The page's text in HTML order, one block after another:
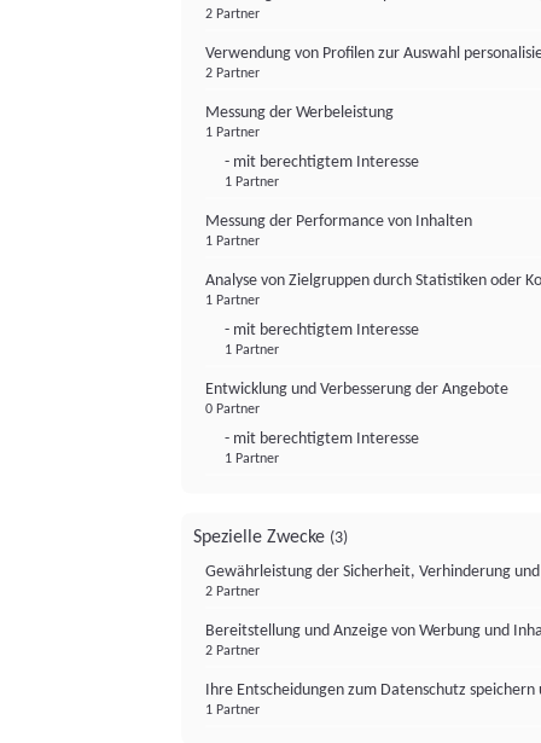
2 Partner
Verwendung von Profilen zur Auswahl
2 Partner
Messung der Werbeleistung
1 Partner
- mit berechtigtem Interesse
1 Partner
Messung der Performance von Inhalten
1 Partner
Analyse von Zielgruppen durch Statistiken oder
1 Partner
- mit berechtigtem Interesse
1 Partner
Entwicklung und Verbesserung der Angebote
0 Partner
- mit berechtigtem Interesse
1 Partner
Spezielle Zwecke (3)
Gewährleistung der Sicherheit, Verhinderung
2 Partner
Bereitstellung und Anzeige von Werbung und
2 Partner
Ihre Entscheidungen zum Datenschutz
1 Partner